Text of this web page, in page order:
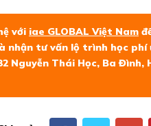
với iae GLOBAL Việt Nam
tư vấn lộ trình học phí
Nguyễn Thái Học, Ba Đình,